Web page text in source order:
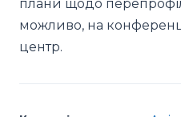
плани щодо
можливо, на
центр.